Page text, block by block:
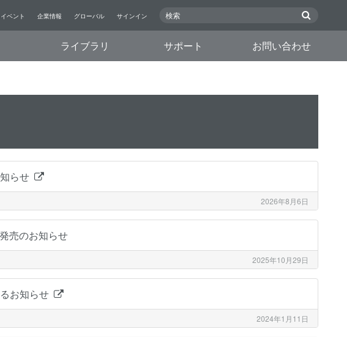
ベント 企業情報 グローバル サインイン
ライブラリ サポート お問い合わせ
らせ
2026年8月6日
売のお知らせ
2025年10月29日
お知らせ
2024年1月11日